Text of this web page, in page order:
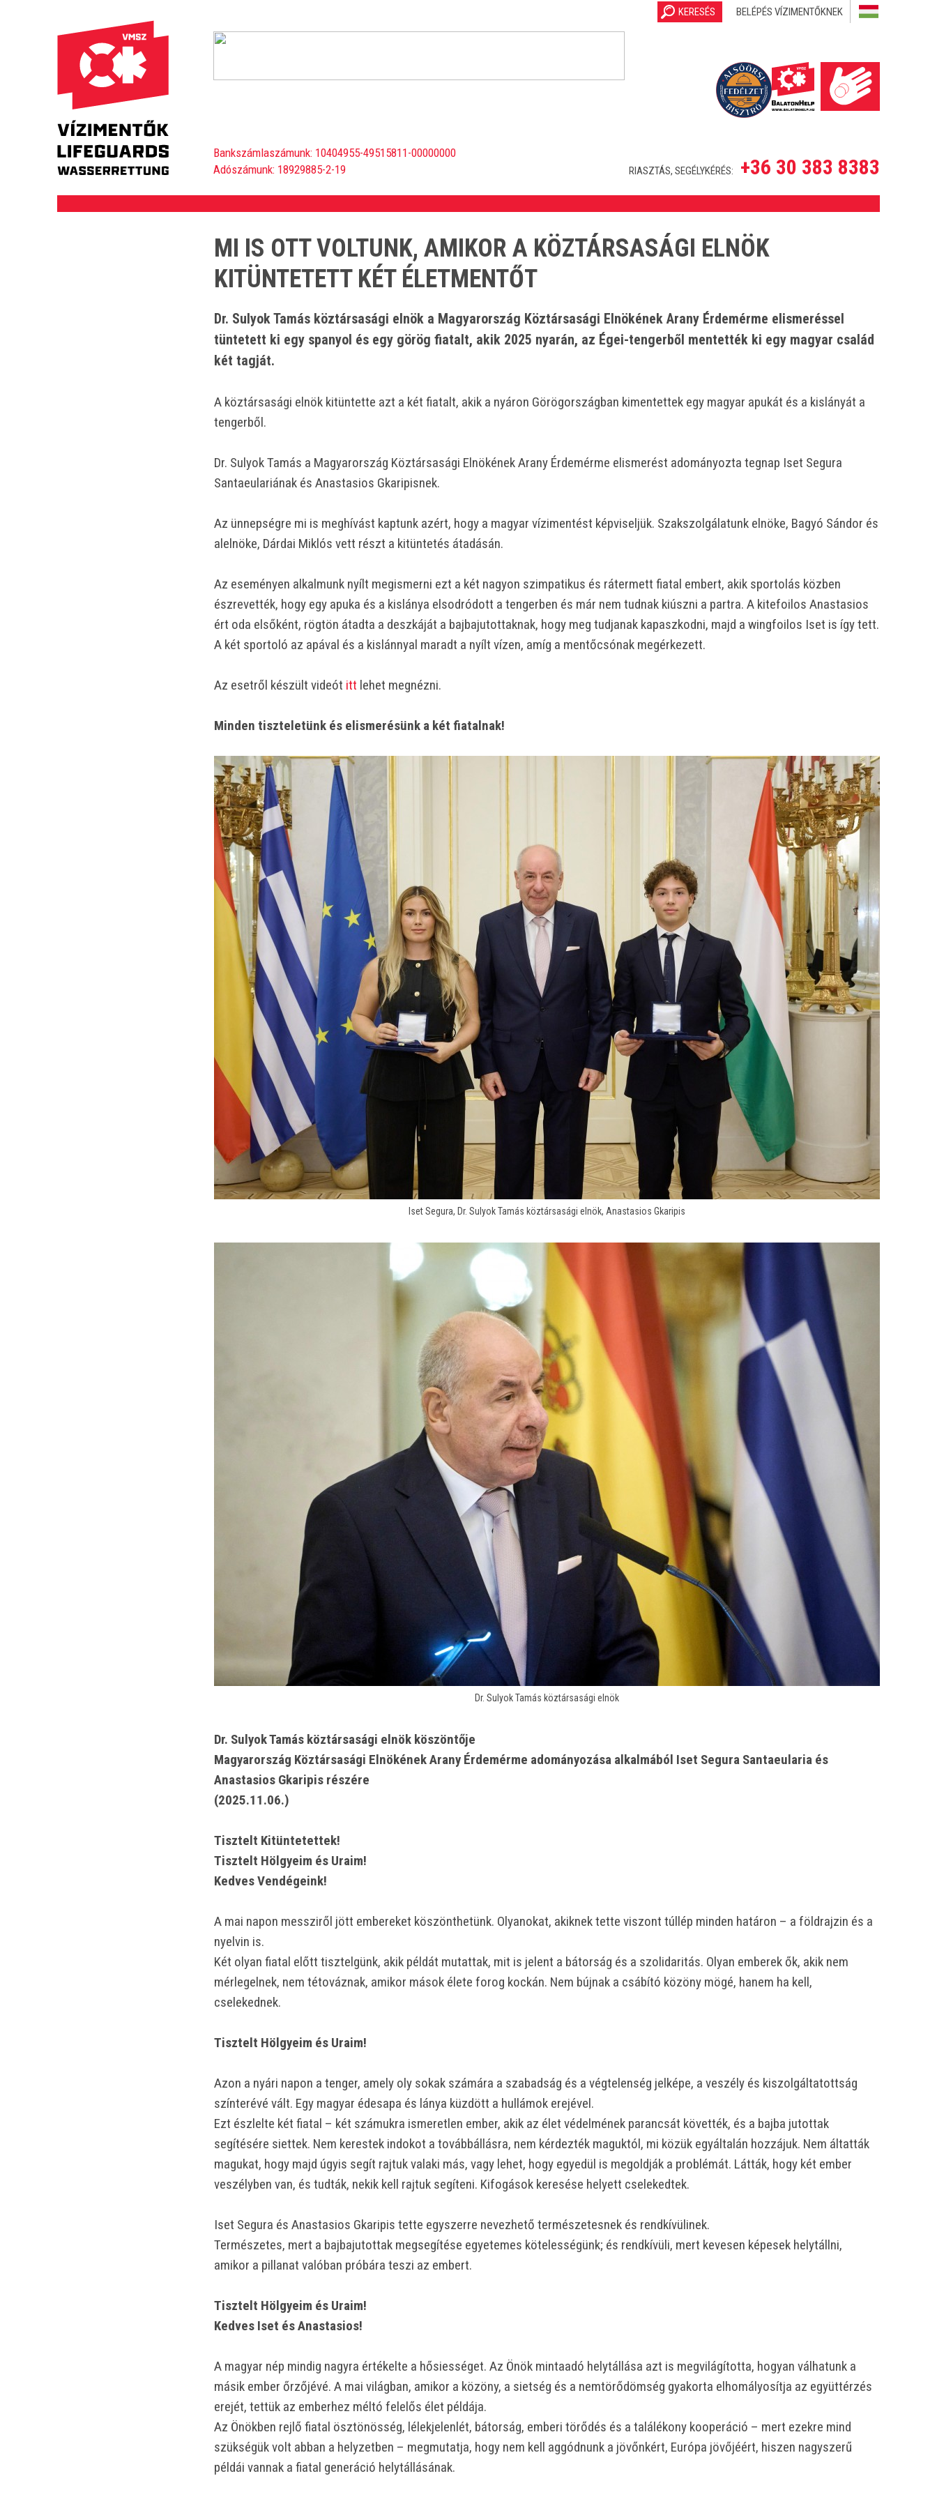
Bankszámlaszámunk: 10404955-49515811-00000000
Adószámunk: 18929885-2-19
KERESÉS BELÉPÉS VÍZIMENTŐKNEK
RIASZTÁS, SEGÉLYKÉRÉS: +36 30 383 8383
MI IS OTT VOLTUNK, AMIKOR A KÖZTÁRSASÁGI ELNÖK
KITÜNTETETT KÉT ÉLETMENTŐT
Dr. Sulyok Tamás köztársasági elnök a Magyarország Köztársasági Elnökének Arany Érdemérme elismeréssel
tüntetett ki egy spanyol és egy görög fiatalt, akik 2025 nyarán, az Égei-tengerből mentették ki egy magyar család
két tagját.
A köztársasági elnök kitüntette azt a két fiatalt, akik a nyáron Görögországban kimentettek egy magyar apukát és a kislányát a
tengerből.
Dr. Sulyok Tamás a Magyarország Köztársasági Elnökének Arany Érdemérme elismerést adományozta tegnap Iset Segura
Santaeulariának és Anastasios Gkaripisnek.
Az ünnepségre mi is meghívást kaptunk azért, hogy a magyar vízimentést képviseljük. Szakszolgálatunk elnöke, Bagyó Sándor és
alelnöke, Dárdai Miklós vett részt a kitüntetés átadásán.
Az eseményen alkalmunk nyílt megismerni ezt a két nagyon szimpatikus és rátermett fiatal embert, akik sportolás közben
észrevették, hogy egy apuka és a kislánya elsodródott a tengerben és már nem tudnak kiúszni a partra. A kitefoilos Anastasios
ért oda elsőként, rögtön átadta a deszkáját a bajbajutottaknak, hogy meg tudjanak kapaszkodni, majd a wingfoilos Iset is így tett.
A két sportoló az apával és a kislánnyal maradt a nyílt vízen, amíg a mentőcsónak megérkezett.
Az esetről készült videót itt lehet megnézni.
Minden tiszteletünk és elismerésünk a két fiatalnak!
Iset Segura, Dr. Sulyok Tamás köztársasági elnök, Anastasios Gkaripis
Dr. Sulyok Tamás köztársasági elnök
Dr. Sulyok Tamás köztársasági elnök köszöntője
Magyarország Köztársasági Elnökének Arany Érdemérme adományozása alkalmából Iset Segura Santaeularia és
Anastasios Gkaripis részére
(2025.11.06.)
Tisztelt Kitüntetettek!
Tisztelt Hölgyeim és Uraim!
Kedves Vendégeink!
A mai napon messziről jött embereket köszönthetünk. Olyanokat, akiknek tette viszont túllép minden határon – a földrajzin és a
nyelvin is.
Két olyan fiatal előtt tisztelgünk, akik példát mutattak, mit is jelent a bátorság és a szolidaritás. Olyan emberek ők, akik nem
mérlegelnek, nem tétováznak, amikor mások élete forog kockán. Nem bújnak a csábító közöny mögé, hanem ha kell,
cselekednek.
Tisztelt Hölgyeim és Uraim!
Azon a nyári napon a tenger, amely oly sokak számára a szabadság és a végtelenség jelképe, a veszély és kiszolgáltatottság
színterévé vált. Egy magyar édesapa és lánya küzdött a hullámok erejével.
Ezt észlelte két fiatal – két számukra ismeretlen ember, akik az élet védelmének parancsát követték, és a bajba jutottak
segítésére siettek. Nem kerestek indokot a továbbállásra, nem kérdezték maguktól, mi közük egyáltalán hozzájuk. Nem áltatták
magukat, hogy majd úgyis segít rajtuk valaki más, vagy lehet, hogy egyedül is megoldják a problémát. Látták, hogy két ember
veszélyben van, és tudták, nekik kell rajtuk segíteni. Kifogások keresése helyett cselekedtek.
Iset Segura és Anastasios Gkaripis tette egyszerre nevezhető természetesnek és rendkívülinek.
Természetes, mert a bajbajutottak megsegítése egyetemes kötelességünk; és rendkívüli, mert kevesen képesek helytállni,
amikor a pillanat valóban próbára teszi az embert.
Tisztelt Hölgyeim és Uraim!
Kedves Iset és Anastasios!
A magyar nép mindig nagyra értékelte a hősiességet. Az Önök mintaadó helytállása azt is megvilágította, hogyan válhatunk a
másik ember őrzőjévé. A mai világban, amikor a közöny, a sietség és a nemtörődömség gyakorta elhomályosítja az együttérzés
erejét, tettük az emberhez méltó felelős élet példája.
Az Önökben rejlő fiatal ösztönösség, lélekjelenlét, bátorság, emberi törődés és a találékony kooperáció – mert ezekre mind
szükségük volt abban a helyzetben – megmutatja, hogy nem kell aggódnunk a jövőnkért, Európa jövőjéért, hiszen nagyszerű
példái vannak a fiatal generáció helytállásának.